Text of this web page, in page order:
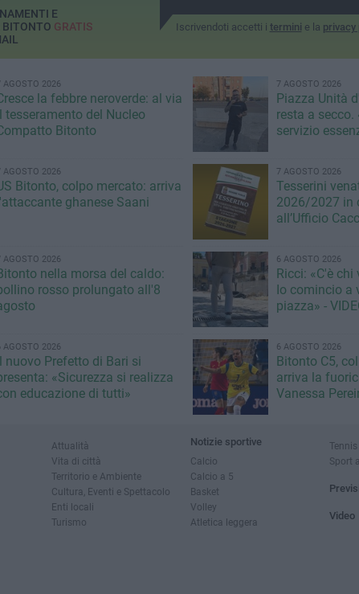
Iscrivendoti accetti i termini e la privacy
E
BITONTO GRATIS
AGOSTO 2026
la febbre neroverde: al via
tesseramento del Nucleo
Bitonto
7 AGOSTO 2026
Piazza Unità
resta a
servizio
AGOSTO 2026
Bitonto, colpo mercato: arriva
ghanese Saani
7 AGOSTO 2026
Tesserini
2026/2027 in
all’Ufficio
AGOSTO 2026
nella morsa del caldo:
rosso prolungato all'8
6 AGOSTO 2026
Ricci: «C'è chi
Io comincio a
piazza» -
AGOSTO 2026
nuovo Prefetto di Bari si
«Sicurezza si realizza
educazione di tutti»
6 AGOSTO 2026
Bitonto C5,
arriva la
Vanessa
Attualità
Vita di città
Territorio e Ambiente
Cultura, Eventi e Spettacolo
Enti locali
Turismo
Notizie sportive
Calcio
Calcio a 5
Basket
Volley
Atletica leggera
Tennis
Sport
Video